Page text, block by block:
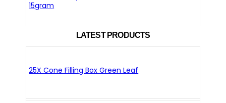
15gram
LATEST PRODUCTS
25X Cone Filling Box Green Leaf